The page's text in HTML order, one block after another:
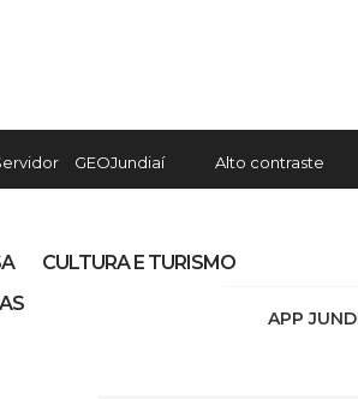
GEOJundiaí Alto contraste
APP
CULTURA E TURISMO